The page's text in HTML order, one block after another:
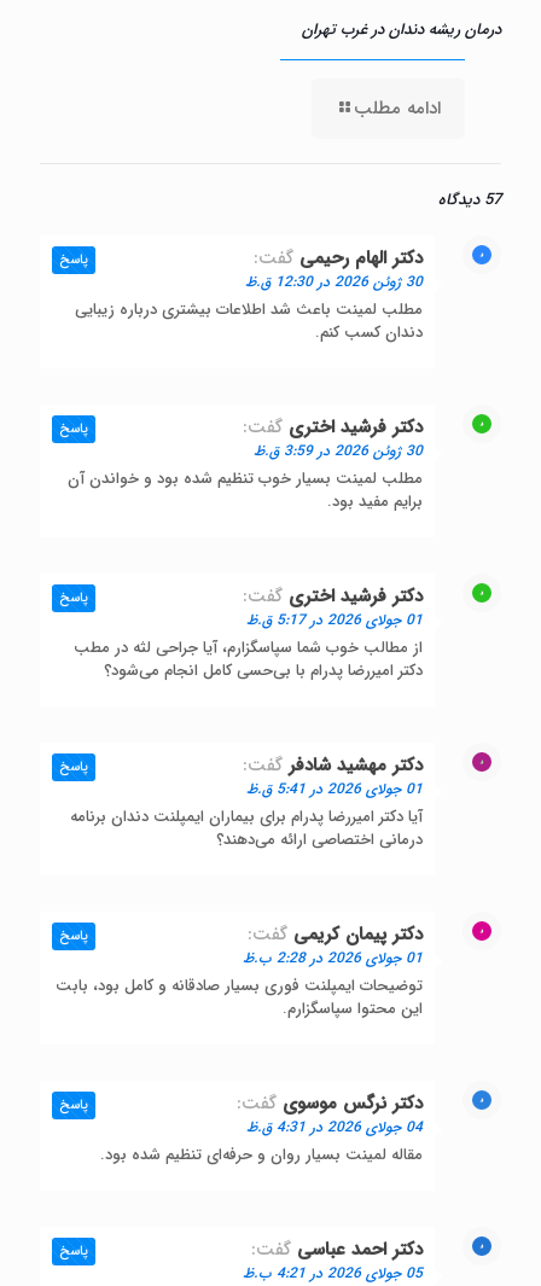
درمان ریشه دندان در غرب تهران
ادامه مطلب
57 دیدگاه
دکتر الهام رحیمی گفت:
30 ژوئن 2026 در 12:30 ق.ظ
مطلب لمینت باعث شد اطلاعات بیشتری درباره زیبایی
دندان کسب کنم.
پاسخ
دکتر فرشید اختری گفت:
30 ژوئن 2026 در 3:59 ق.ظ
مطلب لمینت بسیار خوب تنظیم شده بود و خواندن آن
برایم مفید بود.
پاسخ
دکتر فرشید اختری گفت:
01 جولای 2026 در 5:17 ق.ظ
از مطالب خوب شما سپاسگزارم، آیا جراحی لثه در مطب
دکتر امیررضا پدرام با بی‌حسی کامل انجام می‌شود؟
پاسخ
دکتر مهشید شادفر گفت:
01 جولای 2026 در 5:41 ق.ظ
آیا دکتر امیررضا پدرام برای بیماران ایمپلنت دندان برنامه
درمانی اختصاصی ارائه می‌دهند؟
پاسخ
دکتر پیمان کریمی گفت:
01 جولای 2026 در 2:28 ب.ظ
توضیحات ایمپلنت فوری بسیار صادقانه و کامل بود، بابت
این محتوا سپاسگزارم.
پاسخ
دکتر نرگس موسوی گفت:
04 جولای 2026 در 4:31 ق.ظ
مقاله لمینت بسیار روان و حرفه‌ای تنظیم شده بود.
پاسخ
دکتر احمد عباسی گفت:
05 جولای 2026 در 4:21 ب.ظ
پاسخ